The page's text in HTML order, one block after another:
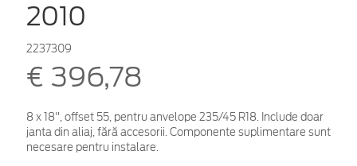
2010
2237309
€ 396,78
8 x 18", offset 55, pentru anvelope 235/45 R18. Include doar
janta din aliaj, fără accesorii. Componente suplimentare sunt
necesare pentru instalare.